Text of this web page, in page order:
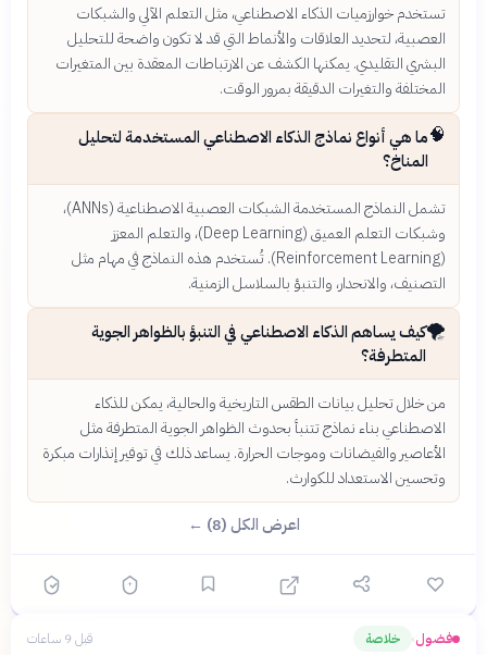
تستخدم خوارزميات الذكاء الاصطناعي، مثل التعلم الآلي والشبكات
العصبية، لتحديد العلاقات والأنماط التي قد لا تكون واضحة للتحليل
البشري التقليدي. يمكنها الكشف عن الارتباطات المعقدة بين المتغيرات
المختلفة والتغيرات الدقيقة بمرور الوقت.
🧠ما هي أنواع نماذج الذكاء الاصطناعي المستخدمة لتحليل
المناخ؟
تشمل النماذج المستخدمة الشبكات العصبية الاصطناعية (ANNs)،
وشبكات التعلم العميق (Deep Learning)، والتعلم المعزز
(Reinforcement Learning). تُستخدم هذه النماذج في مهام مثل
التصنيف، والانحدار، والتنبؤ بالسلاسل الزمنية.
🌪️كيف يساهم الذكاء الاصطناعي في التنبؤ بالظواهر الجوية
المتطرفة؟
من خلال تحليل بيانات الطقس التاريخية والحالية، يمكن للذكاء
الاصطناعي بناء نماذج تتنبأ بحدوث الظواهر الجوية المتطرفة مثل
الأعاصير والفيضانات وموجات الحرارة. يساعد ذلك في توفير إنذارات مبكرة
وتحسين الاستعداد للكوارث.
اعرض الكل (8) ←
فضول› خلاصة قبل 9 ساعات